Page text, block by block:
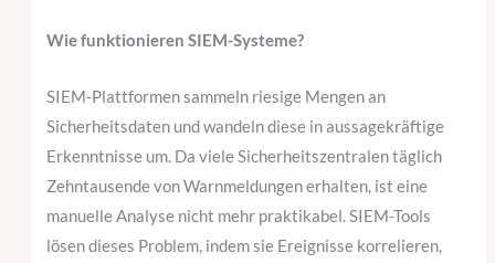
Wie funktionieren SIEM-Systeme?
SIEM-Plattformen sammeln riesige Mengen an
Sicherheitsdaten und wandeln diese in aussagekräftige
Erkenntnisse um. Da viele Sicherheitszentralen täglich
Zehntausende von Warnmeldungen erhalten, ist eine
manuelle Analyse nicht mehr praktikabel. SIEM-Tools
lösen dieses Problem, indem sie Ereignisse korrelieren,